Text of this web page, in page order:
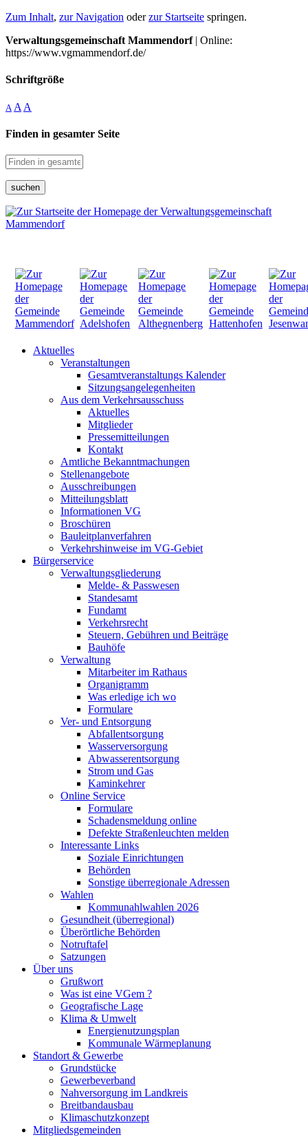
Zum Inhalt, zur Navigation oderzur Startseite springen.
Verwaltungsgemeinschaft Mammendorf| Online:
https://www.vgmammendorf.de/
Schriftgröße
A A A
Finden in gesamter Seite
suchen
Aktuelles
Veranstaltungen
Gesamtveranstaltungs Kalender
Sitzungsangelegenheiten
Aus dem Verkehrsausschuss
Aktuelles
Mitglieder
Pressemitteilungen
Kontakt
Amtliche Bekanntmachungen
Stellenangebote
Ausschreibungen
Mitteilungsblatt
Informationen VG
Broschüren
Bauleitplanverfahren
Verkehrshinweise im VG-Gebiet
Bürgerservice
Verwaltungsgliederung
Melde- & Passwesen
Standesamt
Fundamt
Verkehrsrecht
Steuern, Gebühren und Beiträge
Bauhöfe
Verwaltung
Mitarbeiter im Rathaus
Organigramm
Was erledige ich wo
Formulare
Ver- und Entsorgung
Abfallentsorgung
Wasserversorgung
Abwasserentsorgung
Strom und Gas
Kaminkehrer
Online Service
Formulare
Schadensmeldung online
Defekte Straßenleuchten melden
Interessante Links
Soziale Einrichtungen
Behörden
Sonstige überregionale Adressen
Wahlen
Kommunahlwahlen 2026
Gesundheit (überregional)
Überörtliche Behörden
Notruftafel
Satzungen
Über uns
Grußwort
Was ist eine VGem ?
Geografische Lage
Klima & Umwelt
Energienutzungsplan
Kommunale Wärmeplanung
Standort & Gewerbe
Grundstücke
Gewerbeverband
Nahversorgung im Landkreis
Breitbandausbau
Klimaschutzkonzept
Mitgliedsgemeinden